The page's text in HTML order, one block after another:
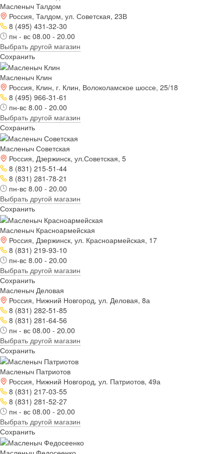
Масленыч Талдом
Россия, Талдом, ул. Советская, 23В
8 (495) 431-32-30
пн - вс 08.00 - 20.00
Выбрать другой магазин
Сохранить
Масленыч Клин
Россия, Клин, г. Клин, Волоколамское шоссе, 25/18
8 (495) 966-31-61
пн-вс 8.00 - 20.00
Выбрать другой магазин
Сохранить
Масленыч Советская
Россия, Дзержинск, ул.Советская, 5
8 (831) 215-51-44
8 (831) 281-78-21
пн-вс 8.00 - 20.00
Выбрать другой магазин
Сохранить
Масленыч Красноармейская
Россия, Дзержинск, ул. Красноармейская, 17
8 (831) 219-93-10
пн-вс 8.00 - 20.00
Выбрать другой магазин
Сохранить
Масленыч Деловая
Россия, Нижний Новгород, ул. Деловая, 8а
8 (831) 282-51-85
8 (831) 281-64-56
пн - вс 08.00 - 20.00
Выбрать другой магазин
Сохранить
Масленыч Патриотов
Россия, Нижний Новгород, ул. Патриотов, 49а
8 (831) 217-03-55
8 (831) 281-52-27
пн - вс 08.00 - 20.00
Выбрать другой магазин
Сохранить